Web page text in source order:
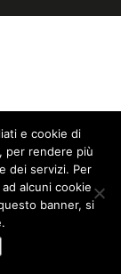
e cookie di
per rendere più
dei servizi. Per
alcuni cookie
banner, si